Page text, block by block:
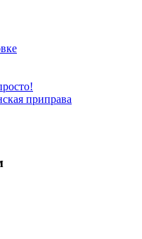
приправа